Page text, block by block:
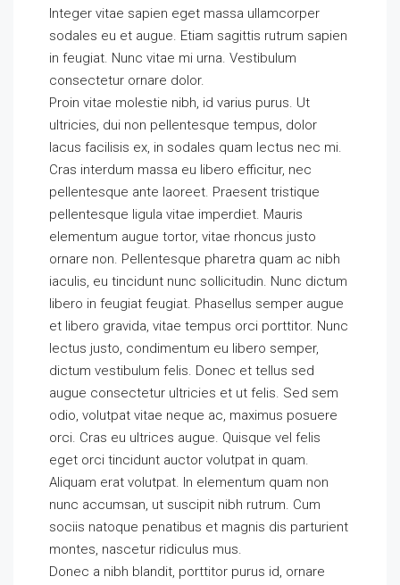
Integer vitae sapien eget massa ullamcorper
sodales eu et augue. Etiam sagittis rutrum sapien
in feugiat. Nunc vitae mi urna. Vestibulum
consectetur ornare dolor.
Proin vitae molestie nibh, id varius purus. Ut
ultricies, dui non pellentesque tempus, dolor
lacus facilisis ex, in sodales quam lectus nec mi.
Cras interdum massa eu libero efficitur, nec
pellentesque ante laoreet. Praesent tristique
pellentesque ligula vitae imperdiet. Mauris
elementum augue tortor, vitae rhoncus justo
ornare non. Pellentesque pharetra quam ac nibh
iaculis, eu tincidunt nunc sollicitudin. Nunc dictum
libero in feugiat feugiat. Phasellus semper augue
et libero gravida, vitae tempus orci porttitor. Nunc
lectus justo, condimentum eu libero semper,
dictum vestibulum felis. Donec et tellus sed
augue consectetur ultricies et ut felis. Sed sem
odio, volutpat vitae neque ac, maximus posuere
orci. Cras eu ultrices augue. Quisque vel felis
eget orci tincidunt auctor volutpat in quam.
Aliquam erat volutpat. In elementum quam non
nunc accumsan, ut suscipit nibh rutrum. Cum
sociis natoque penatibus et magnis dis parturient
montes, nascetur ridiculus mus.
Donec a nibh blandit, porttitor purus id, ornare